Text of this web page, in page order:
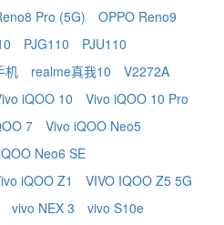
Pro (5G)
OPPO Reno9
PJG110
PJU110
机 realme真我10
V2272A
iQOO 10
Vivo iQOO 10 Pro
7
Vivo iQOO Neo5
Neo6 SE
iQOO Z1
VIVO IQOO Z5 5G
vivo NEX 3
vivo S10e